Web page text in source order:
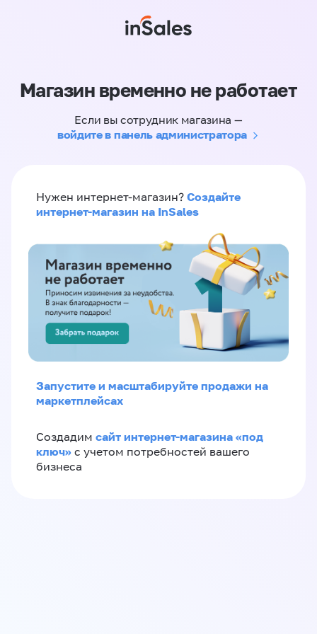
Магазин временно не работает
Если вы сотрудник магазина —
войдите в панель администратора
Нужен интернет-магазин? Создайте
интернет-магазин на InSales
Запустите и масштабируйте продажи на
маркетплейсах
Создадим сайт интернет-магазина «под
ключ» с учетом потребностей вашего
бизнеса